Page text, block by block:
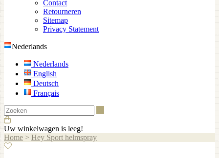
Contact
Retourneren
Sitemap
Privacy Statement
Nederlands
Nederlands
English
Deutsch
Français
Uw winkelwagen is leeg!
Home > Hey Sport helmspray